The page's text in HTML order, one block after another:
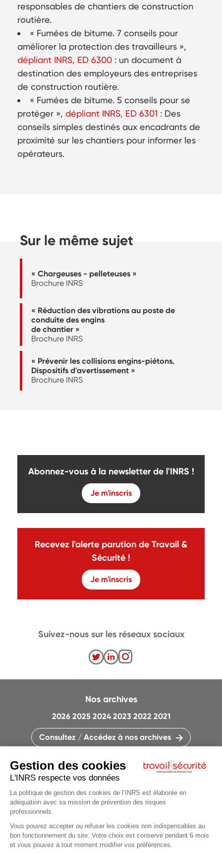
responsables de chantiers de construction
routière.
Fumées de bitume. 7 conseils pour
améliorer la protection des travailleurs
,
dépliant INRS, ED 6300 : un document à
destination des employeurs des entreprises
de construction routière.
Fumées de bitume. 5 conseils pour se
protéger
, dépliant INRS, ED 6301 : Des
conseils simples destinés aux encadrants de
proximité sur les chantiers pour informer les
opérateurs.
Articles du
Sur le même sujet
« Chargeuses - pelleteuses »
Brochure INRS
« Réduction des vibrations au poste de
conduite des engins
de chantier »
Brochure INRS
« Prévenir les collisions engins-piétons.
Dispositifs d'avertissement »
Brochure INRS
Abonnez-vous à la newsletter de l'INRS !
Je m'inscris
Recevez l'alerte parution de Travail &
Sécurité !
Je m'inscris
CONTACTEZ LA RÉDACTION
QUI SOMMES-NOUS ?
PLAN DU SITE
PARAMÈTRES DES COOKIES
Nos archives
2026 2025 2024 2023 2022 2021
Consultez / Accédez à nos archives
Suivez-nous sur les réseaux sociaux